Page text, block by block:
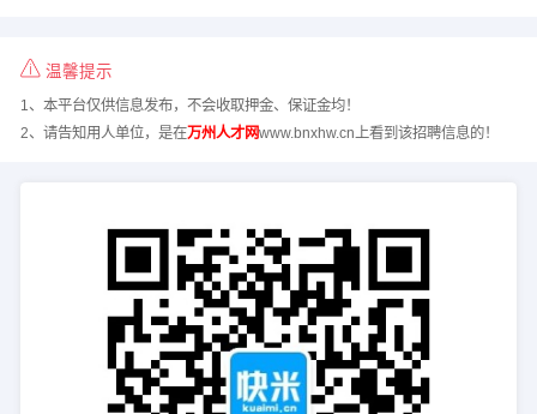
温馨提示
1、本平台仅供信息发布，不会收取押金、保证金均！
2、请告知用人单位，是在万州人才网www.bnxhw.cn上看到该招聘信息的！